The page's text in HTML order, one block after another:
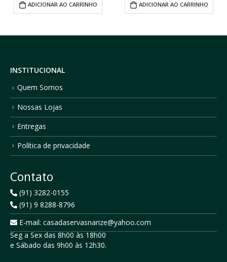
ADICIONAR AO CARRINHO ADICIONAR AO CARRINHO
INSTITUCIONAL
Quem Somos
Nossas Lojas
Entregas
Política de privacidade
Contato
(91) 3282-0155
(91) 9 8288-8796
E-mail: casadaservasnarize@yahoo.com
Seg a Sex das 8h00 às 18h00
e Sábado das 9h00 às 12h30.